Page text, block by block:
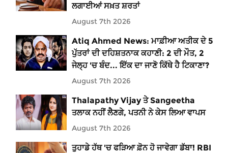
ਲਗਾਈਆਂ ਸਖ਼ਤ ਸ਼ਰਤਾਂ
August 7th 2026
Atiq Ahmed News: ਮਾਫ਼ੀਆ ਅਤੀਕ ਦੇ 5
ਪੁੱਤਰਾਂ ਦੀ ਦਹਿਸ਼ਤਨਾਕ ਕਹਾਣੀ: 2 ਦੀ ਮੌਤ, 2
ਜੇਲ੍ਹ 'ਚ ਬੰਦ... ਇੱਕ ਦਾ ਜਾਣੋ ਕਿੱਥੇ ਹੈ ਟਿਕਾਣਾ?
August 7th 2026
Thalapathy Vijay ਤੇ Sangeetha
ਤਲਾਕ ਨਹੀਂ ਲੈਣਗੇ, ਪਤਨੀ ਨੇ ਕੇਸ ਲਿਆ ਵਾਪਸ
August 7th 2026
ਤੁਹਾਡੇ ਹੱਥ 'ਚ ਫੜਿਆ ਫ਼ੋਨ ਹੋ ਜਾਵੇਗਾ ਡੱਬਾ! RBI